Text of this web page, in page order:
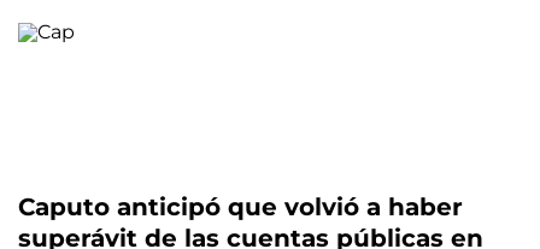
Caputo anticipó que volvió a haber
superávit de las cuentas públicas en